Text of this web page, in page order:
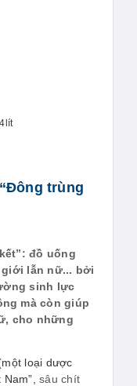
trùng
đồ uống
lẫn nữ... bởi
sinh lực
mà còn giúp
cho những
loại dược
sâu chít